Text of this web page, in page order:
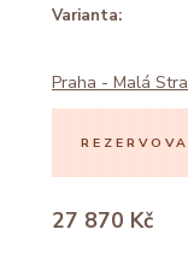
Varianta:
Praha - Malá
27 870 Kč